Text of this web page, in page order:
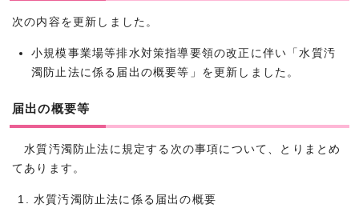
次の内容を更新しました。
小規模事業場等排水対策指導要領の改正に伴い「水質汚
濁防止法に係る届出の概要等」を更新しました。
届出の概要等
水質汚濁防止法に規定する次の事項について、とりまとめ
てあります。
水質汚濁防止法に係る届出の概要